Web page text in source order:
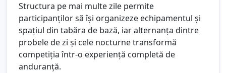
Structura pe mai multe zile permite
participanților să își organizeze echipamentul și
spațiul din tabăra de bază, iar alternanța dintre
probele de zi și cele nocturne transformă
competiția într-o experiență completă de
anduranță.